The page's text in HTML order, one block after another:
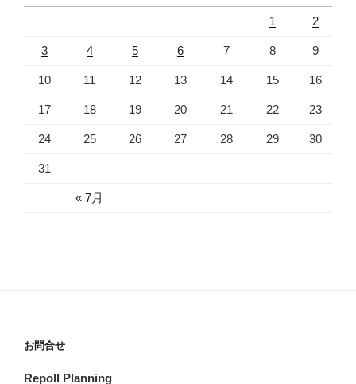
« 7月
1 2
3 4 5 6 7 8 9
10 11 12 13 14 15 16
17 18 19 20 21 22 23
24 25 26 27 28 29 30
31
お問合せ
Repoll Planning